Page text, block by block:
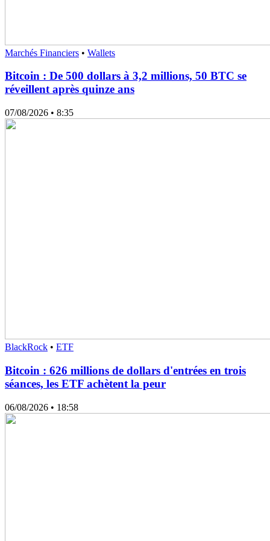
Marchés Financiers • Wallets
Bitcoin : De 500 dollars à 3,2 millions, 50 BTC se
réveillent après quinze ans
07/08/2026 • 8:35
BlackRock • ETF
Bitcoin : 626 millions de dollars d'entrées en trois
séances, les ETF achètent la peur
06/08/2026 • 18:58